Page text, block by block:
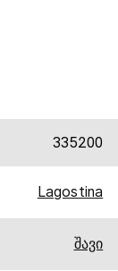
335200
Lagostina
შავი